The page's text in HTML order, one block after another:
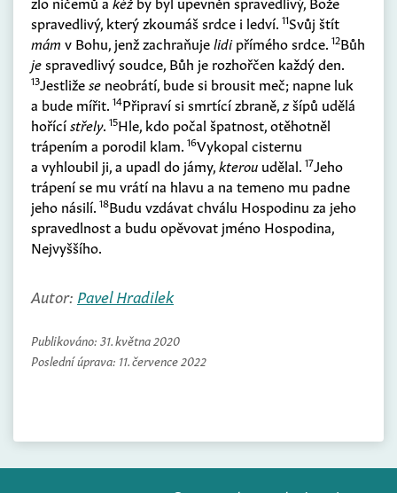
spravedlivý, který zkoumáš srdce i ledví. 11Svůj štít
mám v Bohu, jenž zachraňujelidipřímého srdce. 12Bůh
jespravedlivý soudce, Bůh je rozhořčen každý den.
13Jestližese neobrátí, bude si brousit meč; napne luk
a bude mířit. 14Připraví si smrtící zbraně,zšípů udělá
hořícístřely. 15Hle, kdo počal špatnost, otěhotněl
trápením a porodil klam. 16Vykopal cisternu
a vyhloubil ji, a upadl do jámy,kterou udělal. 17Jeho
trápení se mu vrátí na hlavu a na temeno mu padne
jeho násilí. 18Budu vzdávat chválu Hospodinu za jeho
spravedlnost a budu opěvovat jméno Hospodina,
Nejvyššího.
Autor: Pavel Hradilek
Publikováno: 31. května 2020
Poslední úprava: 11. července 2022